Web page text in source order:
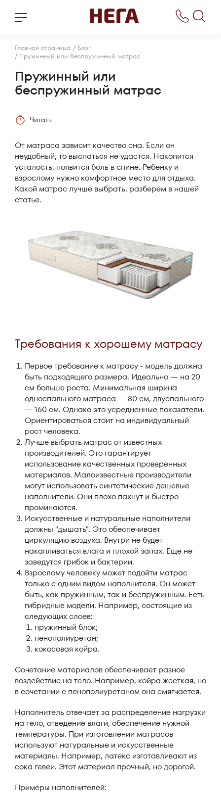
Главная страница / Блог
/ Пружинный или беспружинный матрас
Пружинный или
беспружинный матрас
Читать
От матраса зависит качество сна. Если он
неудобный, то выспаться не удастся. Накопится
усталость, появится боль в спине. Ребенку и
взрослому нужно комфортное место для отдыха.
Какой матрас лучше выбрать, разберем в нашей
статье.
Требования к хорошему матрасу
Первое требование к матрасу - модель должна
быть подходящего размера. Идеально — на 20
см больше роста. Минимальная ширина
односпального матраса — 80 см, двуспального
— 160 см. Однако это усредненные показатели.
Ориентироваться стоит на индивидуальный
рост человека.
Лучше выбрать матрас от известных
производителей. Это гарантирует
использование качественных проверенных
материалов. Малоизвестные производители
могут использовать синтетические дешевые
наполнители. Они плохо пахнут и быстро
проминаются.
Искусственные и натуральные наполнители
должны "дышать". Это обеспечивает
циркуляцию воздуха. Внутри не будет
накапливаться влага и плохой запах. Еще не
заведутся грибок и бактерии.
Взрослому человеку может подойти матрас
только с одним видом наполнителя. Он может
быть, как пружинным, так и беспружинным. Есть
гибридные модели. Например, состоящие из
следующих слоев:
пружинный блок;
пенополиуретан;
кокосовая койра.
Сочетание материалов обеспечивает разное
воздействие на тело. Например, койра жесткая, но
в сочетании с пенополиуретаном она смягчается.
Наполнитель отвечает за распределение нагрузки
на тело, отведение влаги, обеспечение нужной
температуры. При изготовлении матрасов
используют натуральные и искусственные
материалы. Например, латекс изготавливают из
сока гевеи. Этот материал прочный, но дорогой.
Примеры наполнителей: